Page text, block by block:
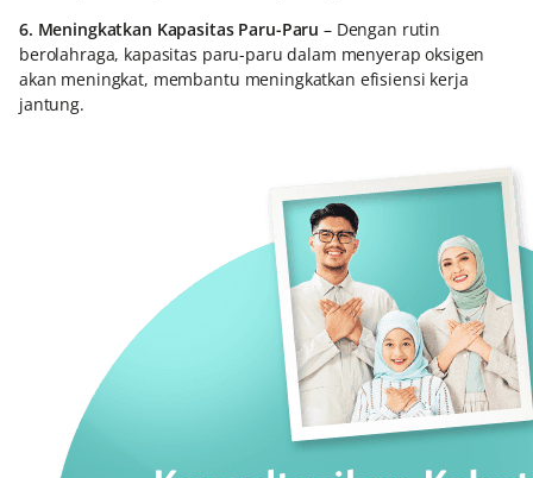
6. Meningkatkan Kapasitas Paru-Paru – Dengan rutin
berolahraga, kapasitas paru-paru dalam menyerap oksigen
akan meningkat, membantu meningkatkan efisiensi kerja
jantung.